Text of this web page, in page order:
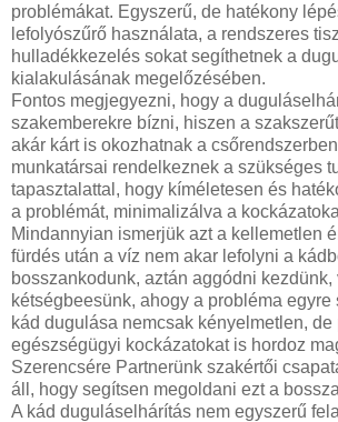
problémákat. Egyszerű, de hatékony
lefolyószűrő használata, a rendszeres
hulladékkezelés sokat segíthetnek a
kialakulásának megelőzésében.
Fontos megjegyezni, hogy a
szakemberekre bízni, hiszen a
akár kárt is okozhatnak a
munkatársai rendelkeznek a szükséges
tapasztalattal, hogy kíméletesen és
a problémát, minimalizálva a
Mindannyian ismerjük azt a kellemetlen
fürdés után a víz nem akar lefolyni a
bosszankodunk, aztán aggódni kezdünk,
kétségbeesünk, ahogy a probléma egyre
kád dugulása nemcsak kényelmetlen,
egészségügyi kockázatokat is hordoz
Szerencsére Partnerünk szakértői
áll, hogy segítsen megoldani ezt a
A kád duguláselhárítás nem egyszerű